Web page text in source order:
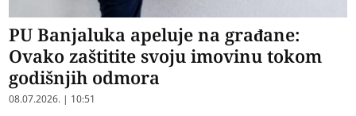
PU Banjaluka apeluje na građane:
Ovako zaštitite svoju imovinu tokom
godišnjih odmora
08.07.2026. | 10:51